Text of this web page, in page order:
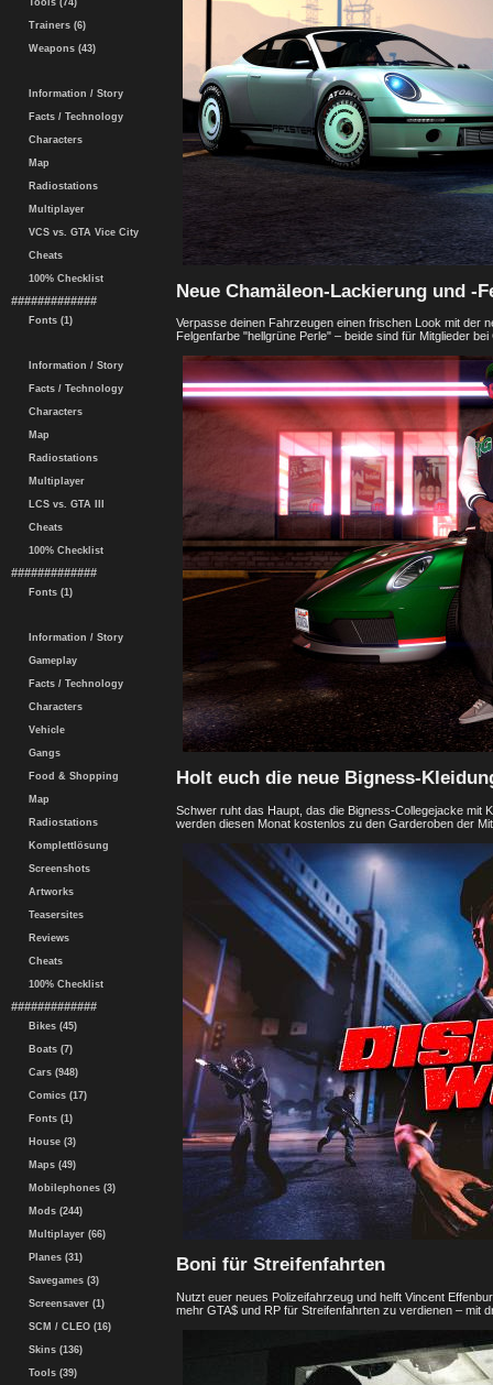
Tools (74)
Trainers (6)
Weapons (43)
Information / Story
Facts / Technology
Characters
Map
Radiostations
Multiplayer
VCS vs. GTA Vice City
Cheats
100% Checklist
#############
Fonts (1)
Information / Story
Facts / Technology
Characters
Map
Radiostations
Multiplayer
LCS vs. GTA III
Cheats
100% Checklist
#############
Fonts (1)
Information / Story
Gameplay
Facts / Technology
Characters
Vehicle
Gangs
Food & Shopping
Map
Radiostations
Komplettlösung
Screenshots
Artworks
Teasersites
Reviews
Cheats
100% Checklist
#############
Bikes (45)
Boats (7)
Cars (948)
Comics (17)
Fonts (1)
House (3)
Maps (49)
Mobilephones (3)
Mods (244)
Multiplayer (66)
Planes (31)
Savegames (3)
Screensaver (1)
SCM / CLEO (16)
Skins (136)
Tools (39)
Neue Chamäleon-Lackierung und -
Verpasse deinen Fahrzeugen einen frischen Look mit der
Felgenfarbe "hellgrüne Perle" – beide sind für Mitglieder
Holt euch die neue Bigness-
Schwer ruht das Haupt, das die Bigness-Collegejacke mit
werden diesen Monat kostenlos zu den Garderoben der
Boni für Streifenfahrten
Nutzt euer neues Polizeifahrzeug und helft Vincent
mehr GTA$ und RP für Streifenfahrten zu verdienen – mit